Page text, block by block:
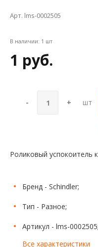
Арт. lms-0002505
В наличии: 1 шт
1 руб.
- + шт
Роликовый успокоитель
Бренд - Schindler;
Тип - Разное;
Артикул - lms-0002505;
Все характеристики